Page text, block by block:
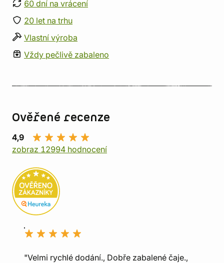
60 dní na vrácení
20 let na trhu
Vlastní výroba
Vždy pečlivě zabaleno
Ověřené recenze
4,9
zobraz 12994 hodnocení
"Velmi rychlé dodání., Dobře zabalené čaje.,